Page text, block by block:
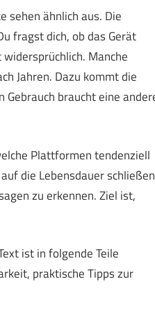
sehen ähnlich aus. Die
fragst dich, ob das Gerät
Manche
Jahren. Dazu kommt die
braucht eine
Plattformen tendenziell
die Lebensdauer schließen
zu erkennen. Ziel ist,
ist in folgende Teile
praktische Tipps zur